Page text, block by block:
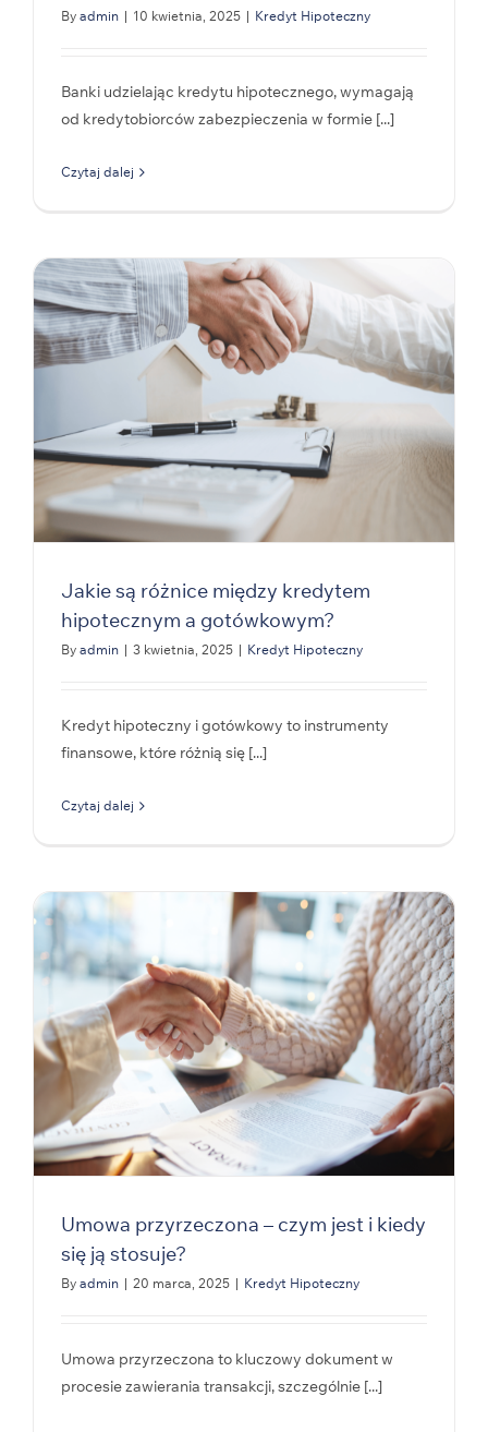
By admin | 10 kwietnia, 2025 | Kredyt Hipoteczny
Banki udzielając kredytu hipotecznego, wymagają
od kredytobiorców zabezpieczenia w formie [...]
Czytaj dalej
Jakie są różnice między kredytem
hipotecznym a gotówkowym?
By admin | 3 kwietnia, 2025 | Kredyt Hipoteczny
Kredyt hipoteczny i gotówkowy to instrumenty
finansowe, które różnią się [...]
Czytaj dalej
Umowa przyrzeczona – czym jest i kiedy
się ją stosuje?
By admin | 20 marca, 2025 | Kredyt Hipoteczny
Umowa przyrzeczona to kluczowy dokument w
procesie zawierania transakcji, szczególnie [...]